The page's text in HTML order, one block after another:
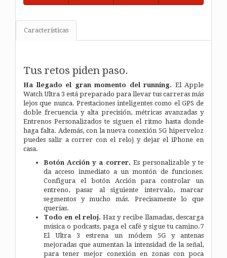
Características
Tus retos piden paso.
Ha llegado el gran momento del running. El Apple
Watch Ultra 3 está preparado para llevar tus carreras más
lejos que nunca. Prestaciones inteligentes como el GPS de
doble frecuencia y alta precisión, métricas avanzadas y
Entrenos Personalizados te siguen el ritmo hasta donde
haga falta. Además, con la nueva conexión 5G hiperveloz
puedes salir a correr con el reloj y dejar el iPhone en
casa.
Botón Acción y a correr. Es personalizable y te
da acceso inmediato a un montón de funciones.
Configura el botón Acción para controlar un
entreno, pasar al siguiente intervalo, marcar
segmentos y mucho más. Precisamente lo que
querías.
Todo en el reloj. Haz y recibe llamadas, descarga
música o podcasts, paga el café y sigue tu camino.7
El Ultra 3 estrena un módem 5G y antenas
mejoradas que aumentan la intensidad de la señal,
para tener mejor conexión en zonas con poca